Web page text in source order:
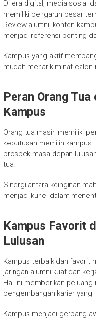
Di era digital, media sosial
memiliki pengaruh besar
Review alumni, konten
menjadi referensi penting
Kampus yang aktif
mudah menarik minat calon
Peran Orang
Kampus
Orang tua masih memiliki
keputusan memilih kampus.
prospek masa depan
tua.
Sinergi antara keinginan
menjadi kunci dalam
Kampus Favorit
Lulusan
Kampus terbaik dan favorit
jaringan alumni kuat dan
Hal ini memberikan peluang
pengembangan karier yang
Kampus menjadi gerbang